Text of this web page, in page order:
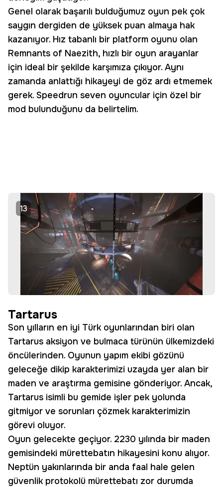
Genel olarak başarılı bulduğumuz oyun pek çok
saygın dergiden de yüksek puan almaya hak
kazanıyor. Hız tabanlı bir platform oyunu olan
Remnants of Naezith, hızlı bir oyun arayanlar
için ideal bir şekilde karşımıza çıkıyor. Aynı
zamanda anlattığı hikayeyi de göz ardı etmemek
gerek. Speedrun seven oyuncular için özel bir
mod bulunduğunu da belirtelim.
13
Tartarus
Son yılların en iyi Türk oyunlarından biri olan
Tartarus aksiyon ve bulmaca türünün ülkemizdeki
öncülerinden. Oyunun yapım ekibi gözünü
geleceğe dikip karakterimizi uzayda yer alan bir
maden ve araştırma gemisine gönderiyor. Ancak,
Tartarus isimli bu gemide işler pek yolunda
gitmiyor ve sorunları çözmek karakterimizin
görevi oluyor.
Oyun gelecekte geçiyor. 2230 yılında bir maden
gemisindeki mürettebatın hikayesini konu alıyor.
Neptün yakınlarında bir anda faal hale gelen
güvenlik protokolü mürettebatı zor durumda